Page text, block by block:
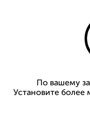
По вашему
Установите более